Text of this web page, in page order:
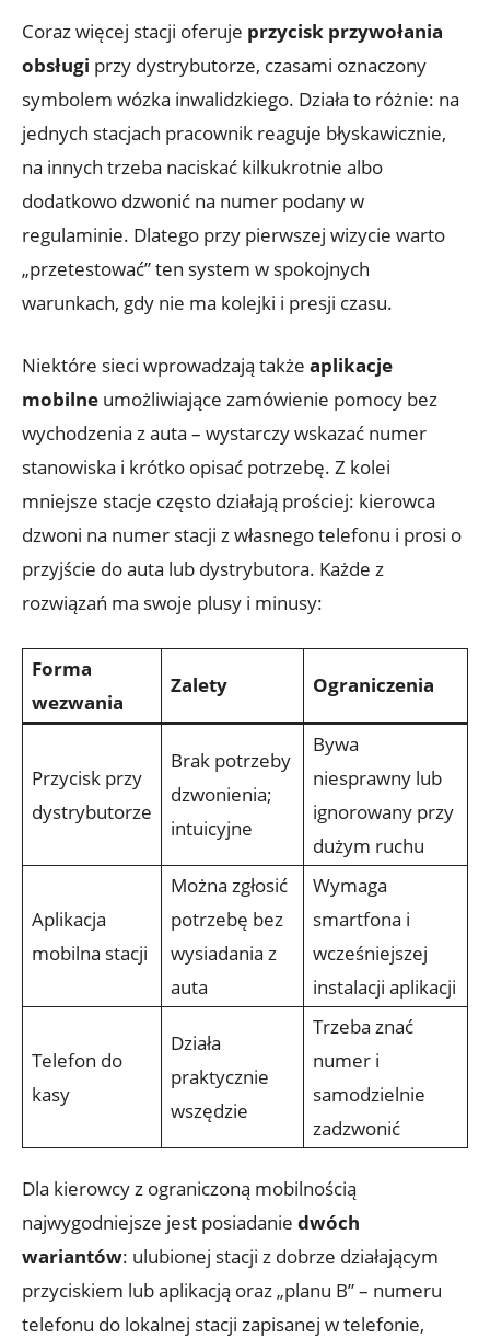
Coraz więcej stacji oferuje przycisk przywołania
obsługi przy dystrybutorze, czasami oznaczony
symbolem wózka inwalidzkiego. Działa to różnie: na
jednych stacjach pracownik reaguje błyskawicznie,
na innych trzeba naciskać kilkukrotnie albo
dodatkowo dzwonić na numer podany w
regulaminie. Dlatego przy pierwszej wizycie warto
„przetestować” ten system w spokojnych
warunkach, gdy nie ma kolejki i presji czasu.
Niektóre sieci wprowadzają także aplikacje
mobilne umożliwiające zamówienie pomocy bez
wychodzenia z auta – wystarczy wskazać numer
stanowiska i krótko opisać potrzebę. Z kolei
mniejsze stacje często działają prościej: kierowca
dzwoni na numer stacji z własnego telefonu i prosi o
przyjście do auta lub dystrybutora. Każde z
rozwiązań ma swoje plusy i minusy:
Forma
wezwania
Zalety Ograniczenia
Przycisk przy
dystrybutorze
Brak potrzeby
dzwonienia;
intuicyjne
Bywa
niesprawny lub
ignorowany przy
dużym ruchu
Aplikacja
mobilna stacji
Można zgłosić
potrzebę bez
wysiadania z
auta
Wymaga
smartfona i
wcześniejszej
instalacji aplikacji
Telefon do
kasy
Działa
praktycznie
wszędzie
Trzeba znać
numer i
samodzielnie
zadzwonić
Dla kierowcy z ograniczoną mobilnością
najwygodniejsze jest posiadanie dwóch
wariantów: ulubionej stacji z dobrze działającym
przyciskiem lub aplikacją oraz „planu B” – numeru
telefonu do lokalnej stacji zapisanej w telefonie,